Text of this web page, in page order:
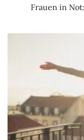
Frauen in